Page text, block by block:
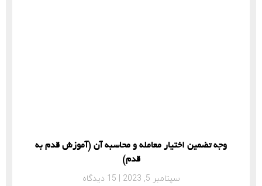
وجه تضمین اختیار معامله و محاسبه آن (آموزش قدم به
قدم)
سپتامبر 5, 2023
15 دیدگاه